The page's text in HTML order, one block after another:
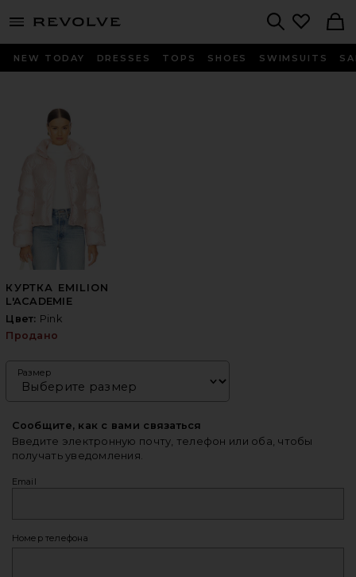
menu - shows more content
NEW TODAY DRESSES TOPS SHOES SWIMSUITS
КУРТКА EMILION
L'ACADEMIE
Цвет: Pink
Продано
Размер
Сообщите, как с вами связаться
Введите электронную почту, телефон или оба, чтобы
получать уведомления.
Email
Номер телефона